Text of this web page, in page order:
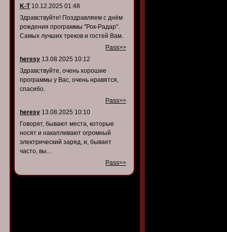
K-T10.12.2025 01:48
Здравствуйте! Поздравляем с днём
рождения программы "Рок-Радар".
Самых лучших треков и гостей Вам.
Pass>>
heresy 13.08.2025 10:12
Здравствуйте, очень хорошие
программы у Вас, очень нравятся,
спасибо.
Pass>>
heresy 13.08.2025 10:10
Говорят, бывают места, которые
носят и накапливают огромный
электрический заряд, и, бывает
часто, вы...
Pass>>